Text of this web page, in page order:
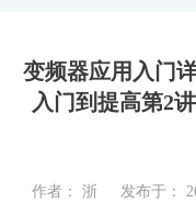
变频器应用入门
入门到提高第2
作者： 浙
发布于：